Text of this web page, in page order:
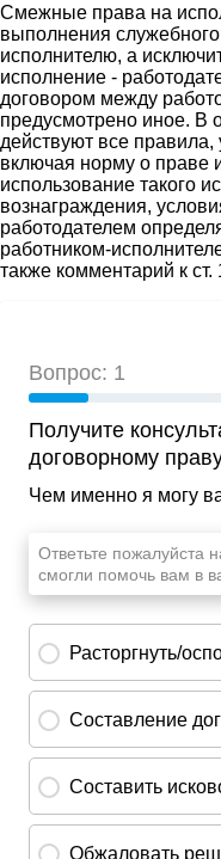
Смежные права на
выполнения
исполнителю, а
исполнение -
договором между
предусмотрено иное. В
действуют все правила,
включая норму о праве
использование такого
вознаграждения,
работодателем
работником-
также комментарий к ст.